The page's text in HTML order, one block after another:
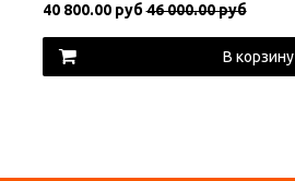
40 800.00 руб 46 000.00 руб
В корзину